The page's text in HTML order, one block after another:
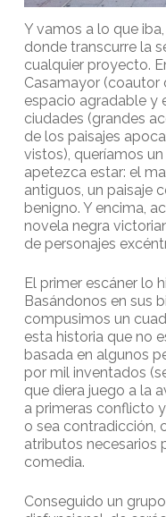
Y vamos a lo que
donde transcurre la
cualquier proyecto.
Casamayor (coautor
espacio agradable y
ciudades (grandes
de los paisajes
vistos), queríamos
apetezca estar: el
antiguos, un paisaje
benigno. Y encima,
novela negra
de personajes
El primer escáner lo
Basándonos en sus
compusimos un
esta historia que no
basada en algunos
por mil inventados
que diera juego a la
a primeras conflicto
o sea contradicción,
atributos necesarios
comedia.
Conseguido un